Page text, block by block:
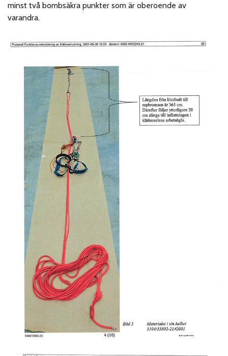
minst två bombsäkra punkter som är oberoende av
varandra.